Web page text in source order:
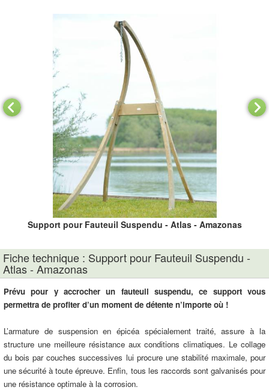
Support pour Fauteuil Suspendu - Atlas - Amazonas
Fiche technique : Support pour Fauteuil Suspendu -
Atlas - Amazonas
Prévu pour y accrocher un fauteuil suspendu, ce support vous
permettra de profiter d’un moment de détente n’importe où !
L’armature de suspension en épicéa spécialement traité, assure à la
structure une meilleure résistance aux conditions climatiques. Le collage
du bois par couches successives lui procure une stabilité maximale, pour
une sécurité à toute épreuve. Enfin, tous les raccords sont galvanisés pour
une résistance optimale à la corrosion.